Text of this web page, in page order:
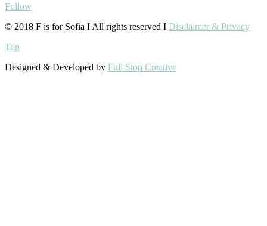
Follow
© 2018 F is for Sofia I All rights reserved I Disclaimer & Privacy
Top
Designed & Developed by Full Stop Creative